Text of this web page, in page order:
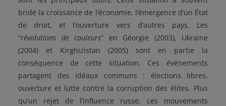
bridé la croissance de l’économie, l’émergence d’un État
de droit, et l’ouverture vers d’autres pays. Les
“révolutions de couleurs” en Géorgie (2003), Ukraine
(2004) et Kirghizistan (2005) sont en partie la
conséquence de cette situation. Ces évènements
partagent des idéaux communs : élections libres,
ouverture et lutte contre la corruption des élites. Plus
qu’un rejet de l’influence russe, ces mouvements